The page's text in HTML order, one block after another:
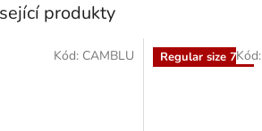
produkty
Kód: CAMBLU Regular size 70'Kód: